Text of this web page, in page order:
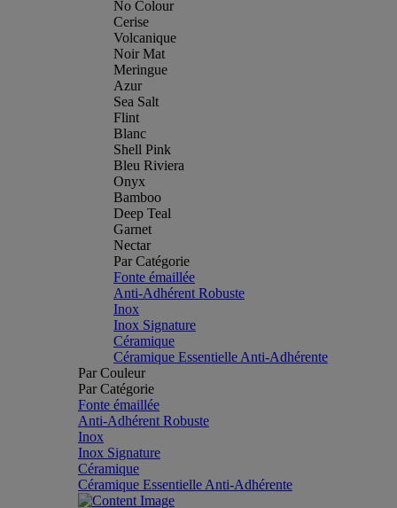
No Colour
Cerise
Volcanique
Noir Mat
Meringue
Azur
Sea Salt
Flint
Blanc
Shell Pink
Bleu Riviera
Onyx
Bamboo
Deep Teal
Garnet
Nectar
Par Catégorie
Fonte émaillée
Anti-Adhérent Robuste
Inox
Inox Signature
Céramique
Céramique Essentielle Anti-Adhérente
Par Couleur
Par Catégorie
Fonte émaillée
Anti-Adhérent Robuste
Inox
Inox Signature
Céramique
Céramique Essentielle Anti-Adhérente